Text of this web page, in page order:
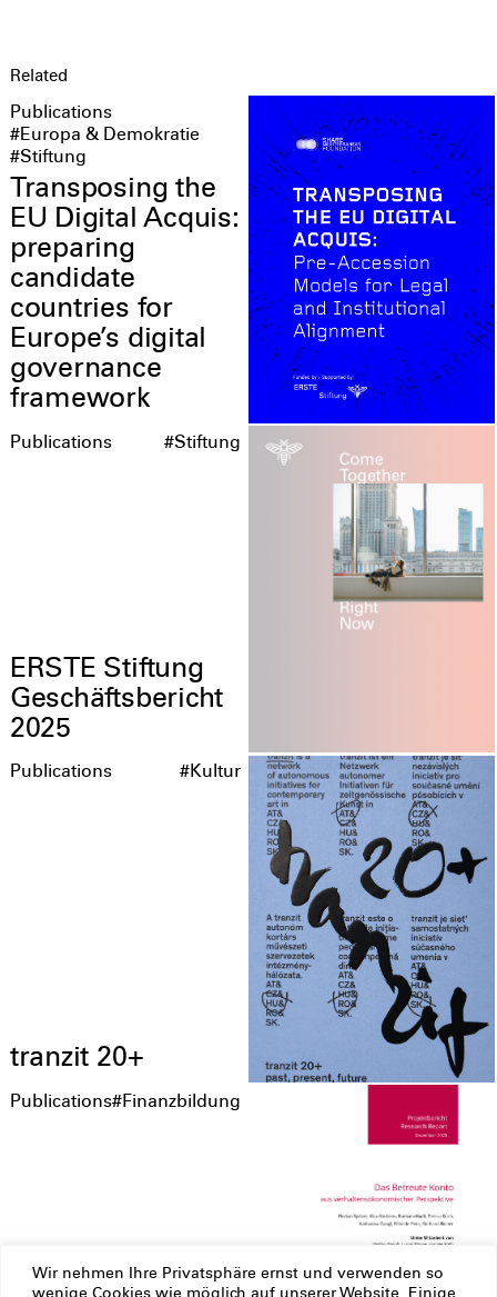
Wir nehmen Ihre Privatsphäre ernst und verwenden so
Related
Publications
#Europa & Demokratie
#Stiftung
Transposing the
EU Digital Acquis:
preparing
candidate
countries for
Europe’s digital
governance
framework
Publications #Stiftung
ERSTE Stiftung
Geschäftsbericht
2025
Publications #Kultur
tranzit 20+
Publications#Finanzbildung